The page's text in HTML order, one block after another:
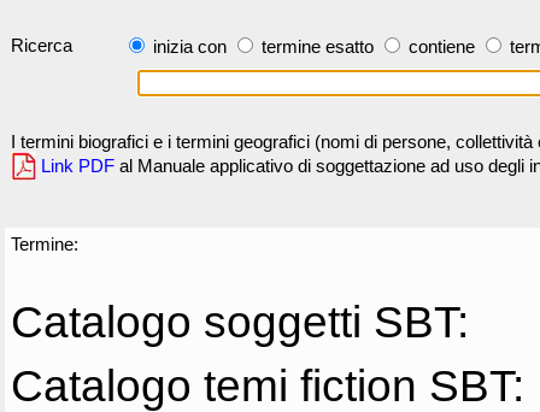
Ricerca inizia con termine esatto contiene
I termini biografici e i termini geografici (nomi di persone,
Link PDF al Manuale applicativo di soggettazione ad uso degli
Termine:
Catalogo soggetti SBT:
Catalogo temi fiction SBT: